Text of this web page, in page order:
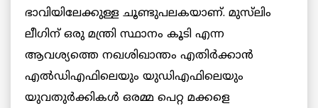
ഭാവിയിലേക്കുള്ള ചൂണ്ടുപലകയാണ്. മുസ്‌ലിം
ലീഗിന് ഒരു മന്ത്രി സ്ഥാനം കൂടി എന്ന
ആവശ്യത്തെ നഖശിഖാന്തം എതിര്‍ക്കാന്‍
എല്‍ഡിഎഫിലെയും യുഡിഎഫിലെയും
യുവതുര്‍ക്കികള്‍ ഒരമ്മ പെറ്റ മക്കളെ